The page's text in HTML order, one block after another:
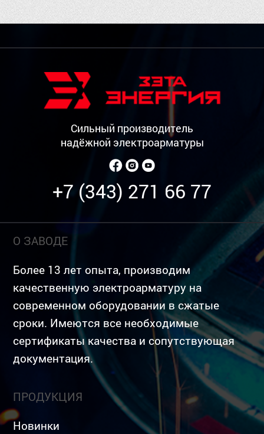
Сильный производитель
надёжной электроарматуры
+7 (343) 271 66 77
О ЗАВОДЕ
Более 13 лет опыта, производим
качественную электроарматуру на
современном оборудовании в сжатые
сроки. Имеются все необходимые
сертификаты качества и сопутствующая
документация.
ПРОДУКЦИЯ
Новинки